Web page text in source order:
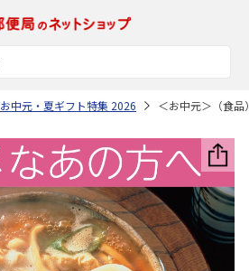
お中元・夏ギフト特集 2026 ＜お中元＞（食